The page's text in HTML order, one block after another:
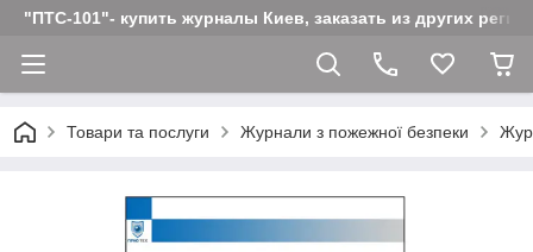
"ПТС-101"- купить журналы Киев, заказать из других
Товари та послуги Журнали з пожежної безпеки